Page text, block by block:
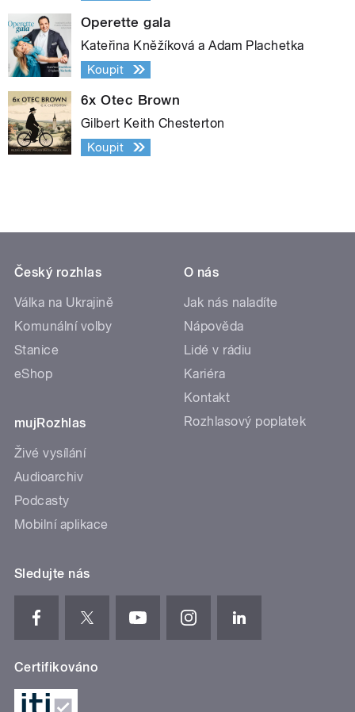
Operette gala
Kateřina Kněžíková a Adam Plachetka
Koupit
6x Otec Brown
Gilbert Keith Chesterton
Koupit
Český rozhlas
Válka na Ukrajině
Komunální volby
Stanice
eShop
mujRozhlas
Živé vysílání
Audioarchiv
Podcasty
Mobilní aplikace
O nás
Jak nás naladíte
Nápověda
Lidé v rádiu
Kariéra
Kontakt
Rozhlasový poplatek
Sledujte nás
Certifikováno